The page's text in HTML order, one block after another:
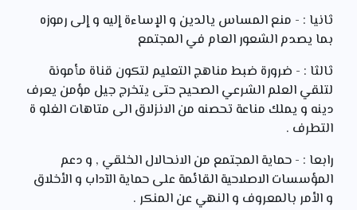
ثانيا : - منع المساس يالدين و الإساءة إليه و إلى رموزه
بما يصدم الشعور العام في المجتمع
ثالثا : - ضرورة ضبط مناهج التعليم لتكون قناة مأمونة
لتلقي العلم الشرعي الصحيح حتى يتخرج جيل مؤمن يعرف
دينه و يملك مناعة تحصنه من الانزلاق الى متاهات الغلو ة
التطرف .
رابعا : - حماية المجتمع من الانحالال الخلقي , و دعم
المؤسسات الاصلاحية القائمة على حماية الآداب و الأخلاق
و الأمر بالمعروف و النهي عن المنكر .